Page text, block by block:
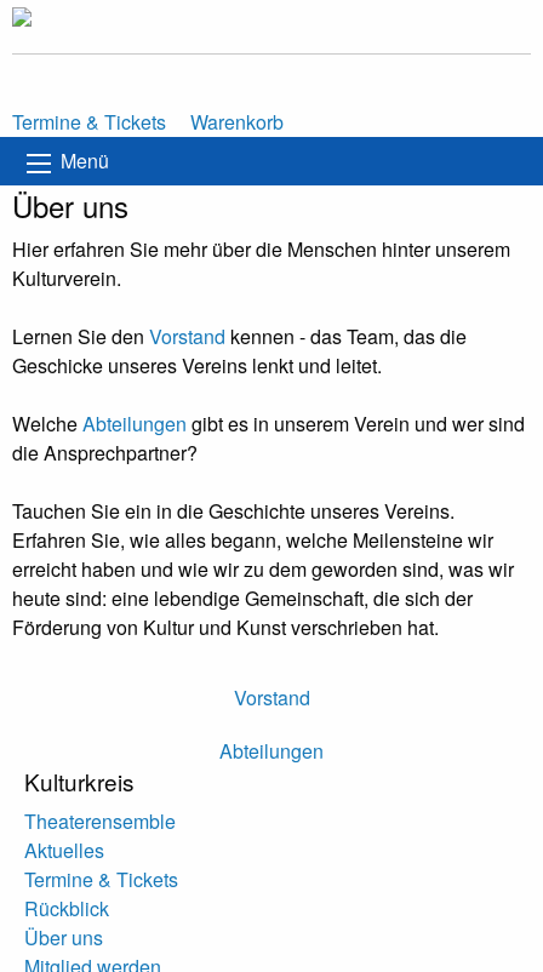
Termine & Tickets
Warenkorb
Menü
Über uns
Hier erfahren Sie mehr über die Menschen hinter unserem
Kulturverein.
Lernen Sie den Vorstand kennen - das Team, das die
Geschicke unseres Vereins lenkt und leitet.
WelcheAbteilungen gibt es in unserem Verein und wer sind
die Ansprechpartner?
Tauchen Sie ein in die Geschichte unseres Vereins.
Erfahren Sie, wie alles begann, welche Meilensteine wir
erreicht haben und wie wir zu dem geworden sind, was wir
heute sind: eine lebendige Gemeinschaft, die sich der
Förderung von Kultur und Kunst verschrieben hat.
Vorstand
Abteilungen
Kulturkreis
Theaterensemble
Aktuelles
Termine & Tickets
Rückblick
Über uns